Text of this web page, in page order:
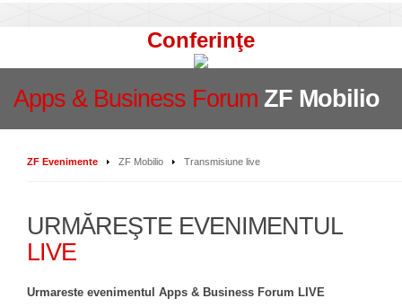
Conferinţe
Apps & Business Forum ZF Mobilio
ZF Evenimente ZF Mobilio Transmisiune live
URMĂREŞTE EVENIMENTUL
LIVE
Urmareste evenimentul Apps & Business Forum LIVE